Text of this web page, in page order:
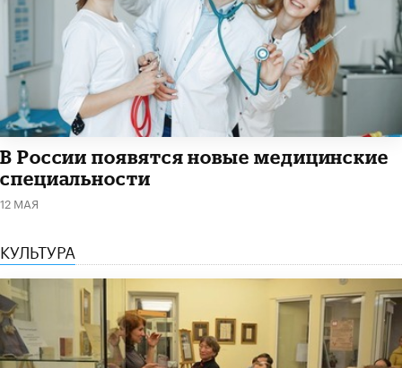
В России появятся новые медицинские
специальности
12 МАЯ
КУЛЬТУРА